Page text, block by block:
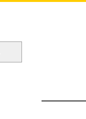
価格